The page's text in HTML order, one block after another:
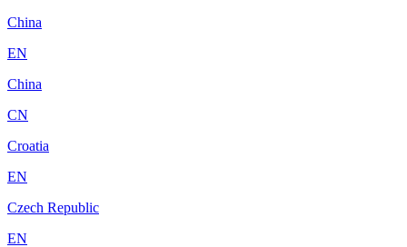
China
EN
China
CN
Croatia
EN
Czech Republic
EN